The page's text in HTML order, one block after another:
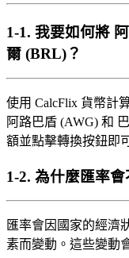
1-1. 我要如何將
爾 (BRL)？
使用 CalcFlix 貨幣計
阿路巴盾 (AWG) 和
額並點擊轉換按鈕即
1-2. 為什麼匯率會
匯率會因國家的經濟
素而變動。這些變動